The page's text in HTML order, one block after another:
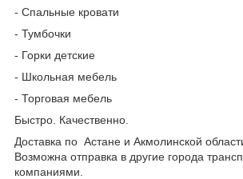
- Спальные кровати
- Тумбочки
- Горки детские
- Школьная мебель
- Торговая мебель
Быстро. Качественно.
Доставка по Астане и Акмолинской
Возможна отправка в другие города
компаниями.